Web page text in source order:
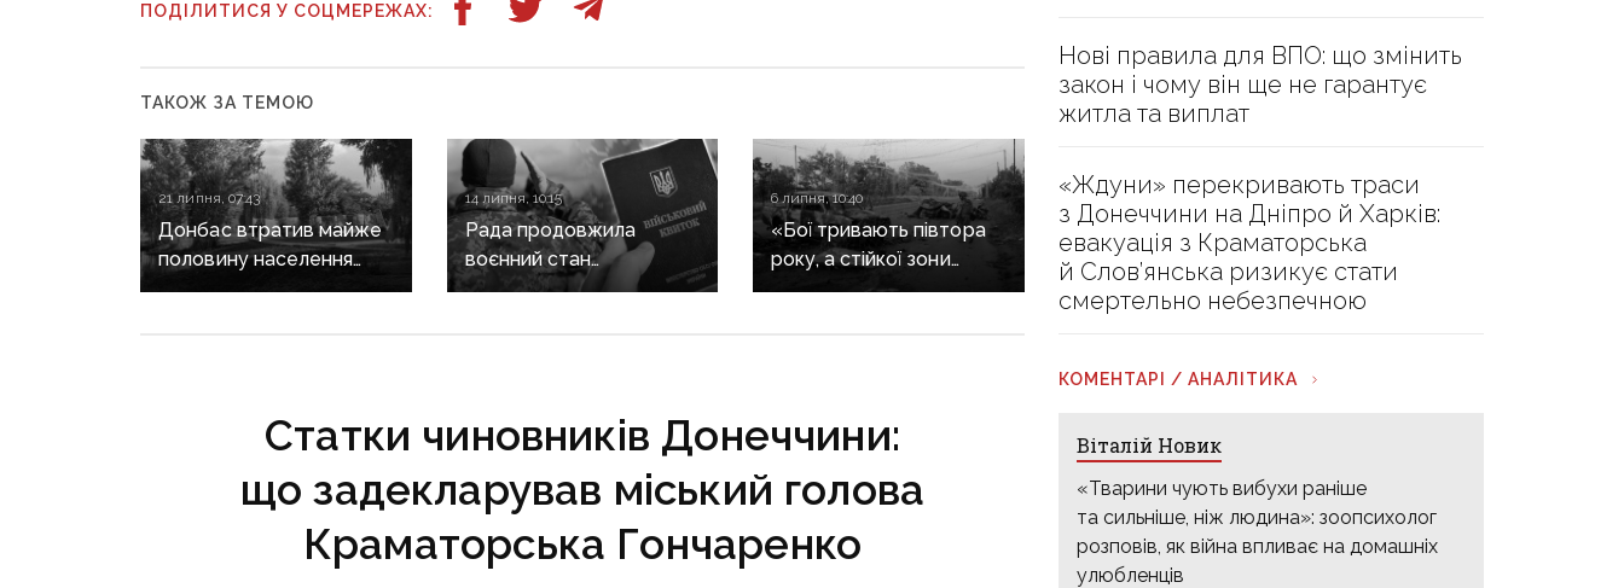
ПОДІЛИТИСЯ У СОЦМЕРЕЖАХ:
ТАКОЖ ЗА ТЕМОЮ
21 липня, 07:43
Донбас втратив майже
половину населення
за роки окупації,
14 липня, 10:15
Рада продовжила
воєнний стан
та загальну мобілізацію
6 липня, 10:40
«Бої тривають півтора
року, а стійкої зони
контролю у росіян
Статки чиновників Донеччини:
що задекларував міський голова
Краматорська Гончаренко
Нові правила для ВПО: що змінить
закон і чому він ще не гарантує
житла та виплат
«Ждуни» перекривають траси
з Донеччини на Дніпро й Харків:
евакуація з Краматорська
й Слов’янська ризикує стати
смертельно небезпечною
КОМЕНТАРІ / АНАЛІТИКА
Віталій Новик
«Тварини чують вибухи раніше
та сильніше, ніж людина»: зоопсихолог
розповів, як війна впливає на домашніх
улюбленців